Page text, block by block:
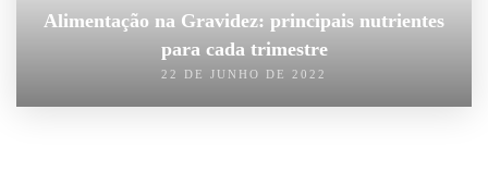
Alimentação na Gravidez: principais nutrientes
para cada trimestre
22 DE JUNHO DE 2022